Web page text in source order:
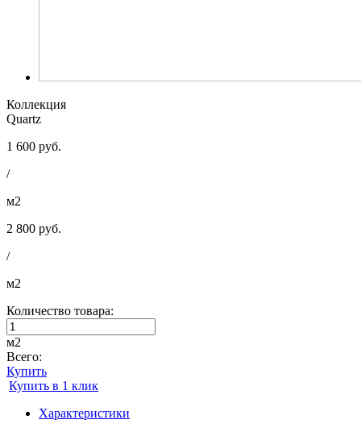
Коллекция
Quartz
1 600 руб.
/
м2
2 800 руб.
/
м2
Количество товара:
м2
Всего:
Купить
Купить в 1 клик
Характеристики